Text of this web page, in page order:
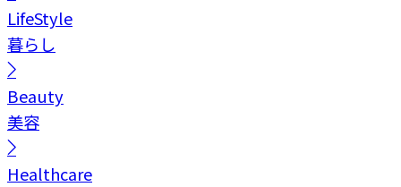
LifeStyle
暮らし
Beauty
美容
Healthcare